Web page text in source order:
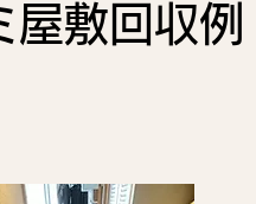
屋敷回収例​